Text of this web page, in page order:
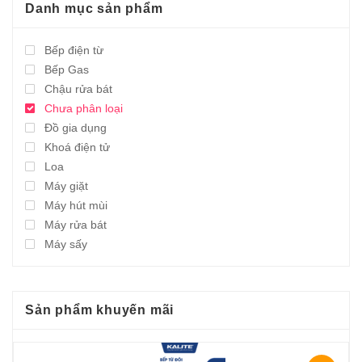
Danh mục sản phẩm
Bếp điện từ
Bếp Gas
Chậu rửa bát
Chưa phân loại
Đồ gia dụng
Khoá điện tử
Loa
Máy giặt
Máy hút mùi
Máy rửa bát
Máy sấy
Sản phẩm khuyến mãi